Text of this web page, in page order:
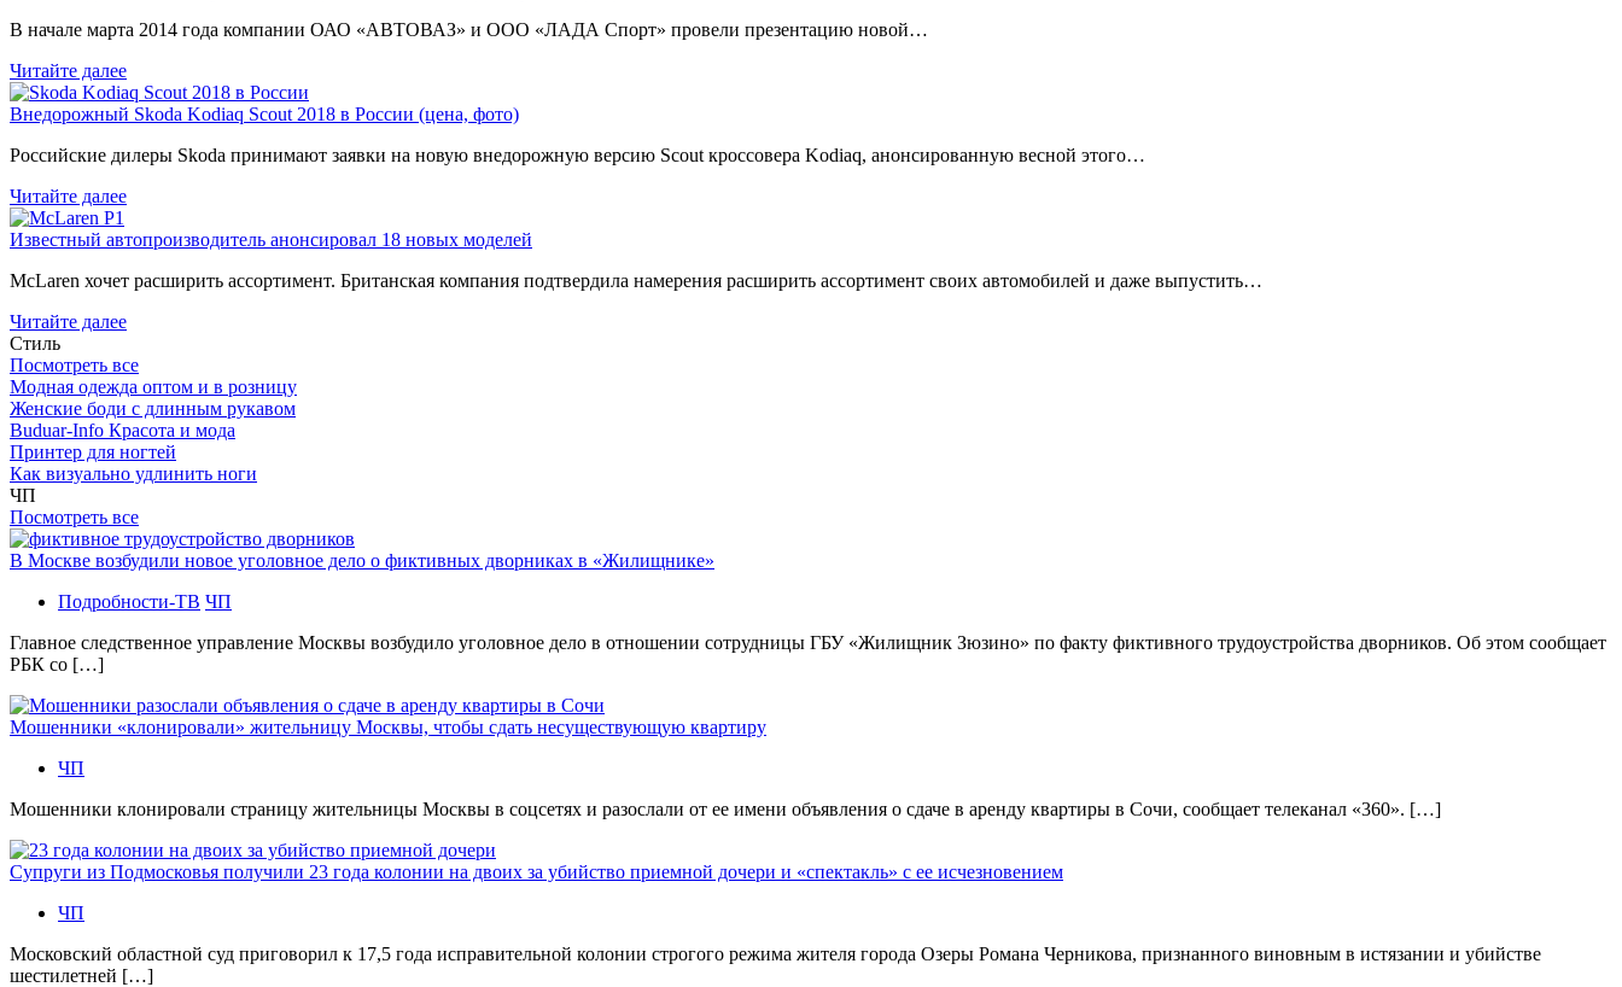
В начале марта 2014 года компании ОАО «АВТОВАЗ» и ООО «ЛАДА Спорт» провели презентацию новой…
Читайте далее
Внедорожный Skoda Kodiaq Scout 2018 в России (цена, фото)
Российские дилеры Skoda принимают заявки на новую внедорожную версию Scout кроссовера Kodiaq, анонсированную весной этого…
Читайте далее
Известный автопроизводитель анонсировал 18 новых моделей
McLaren хочет расширить ассортимент. Британская компания подтвердила намерения расширить ассортимент своих автомобилей и даже выпустить…
Читайте далее
Стиль
Посмотреть все
Модная одежда оптом и в розницу
Женские боди с длинным рукавом
Buduar-Info Красота и мода
Принтер для ногтей
Как визуально удлинить ноги
ЧП
Посмотреть все
В Москве возбудили новое уголовное дело о фиктивных дворниках в «Жилищнике»
Подробности-ТВ ЧП
Главное следственное управление Москвы возбудило уголовное дело в отношении сотрудницы ГБУ «Жилищник Зюзино» по факту фиктивного трудоустройства дворников. Об этом сообщает
РБК со […]
Мошенники «клонировали» жительницу Москвы, чтобы сдать несуществующую квартиру
ЧП
Мошенники клонировали страницу жительницы Москвы в соцсетях и разослали от ее имени объявления о сдаче в аренду квартиры в Сочи, сообщает телеканал «360». […]
Супруги из Подмосковья получили 23 года колонии на двоих за убийство приемной дочери и «спектакль» с ее исчезновением
ЧП
Московский областной суд приговорил к 17,5 года исправительной колонии строгого режима жителя города Озеры Романа Черникова, признанного виновным в истязании и убийстве
шестилетней […]